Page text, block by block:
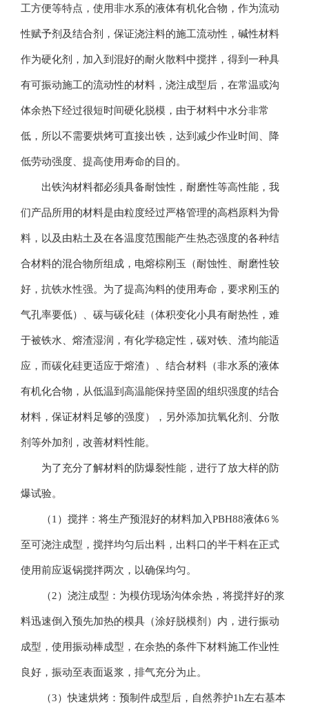
工方便等特点，使用非水系的液体有机化合物，作为流动
性赋予剂及结合剂，保证浇注料的施工流动性，碱性材料
作为硬化剂，加入到混好的耐火散料中搅拌，得到一种具
有可振动施工的流动性的材料，浇注成型后，在常温或沟
体余热下经过很短时间硬化脱模，由于材料中水分非常
低，所以不需要烘烤可直接出铁，达到减少作业时间、降
低劳动强度、提高使用寿命的目的。
出铁沟材料都必须具备耐蚀性，耐磨性等高性能，我
们产品所用的材料是由粒度经过严格管理的高档原料为骨
料，以及由粘土及在各温度范围能产生热态强度的各种结
合材料的混合物所组成，电熔棕刚玉（耐蚀性、耐磨性较
好，抗铁水性强。为了提高沟料的使用寿命，要求刚玉的
气孔率要低）、碳与碳化硅（体积变化小具有耐热性，难
于被铁水、熔渣湿润，有化学稳定性，碳对铁、渣均能适
应，而碳化硅更适应于熔渣）、结合材料（非水系的液体
有机化合物，从低温到高温能保持坚固的组织强度的结合
材料，保证材料足够的强度），另外添加抗氧化剂、分散
剂等外加剂，改善材料性能。
为了充分了解材料的防爆裂性能，进行了放大样的防
爆试验。
（1）搅拌：将生产预混好的材料加入PBH88液体6％
至可浇注成型，搅拌均匀后出料，出料口的半干料在正式
使用前应返锅搅拌两次，以确保均匀。
（2）浇注成型：为模仿现场沟体余热，将搅拌好的浆
料迅速倒入预先加热的模具（涂好脱模剂）内，进行振动
成型，使用振动棒成型，在余热的条件下材料施工作业性
良好，振动至表面返浆，排气充分为止。
（3）快速烘烤：预制件成型后，自然养护1h左右基本